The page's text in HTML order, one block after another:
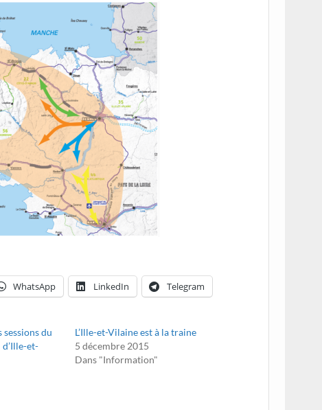
WhatsApp LinkedIn Telegram
sessions du
et-
L’Ille-et-Vilaine est à la traine
5 décembre 2015
Dans "Information"